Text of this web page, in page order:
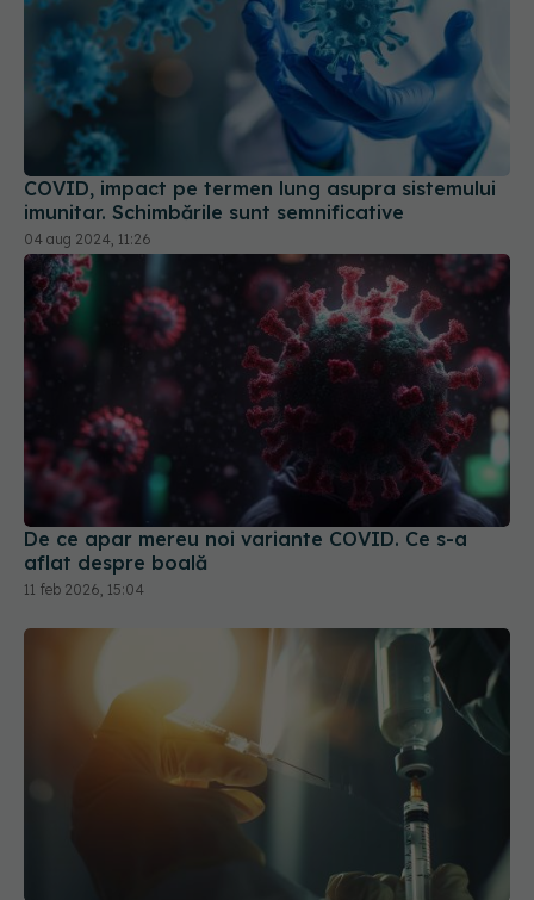
COVID, impact pe termen lung asupra sistemului
imunitar. Schimbările sunt semnificative
04 aug 2024, 11:26
De ce apar mereu noi variante COVID. Ce s-a
aflat despre boală
11 feb 2026, 15:04